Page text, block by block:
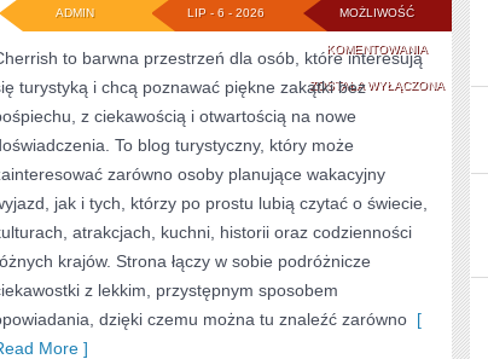
MOŻLIWOŚĆ
KOMENTOWANIARPA
ZOSTAŁA WYŁĄCZONA
LIP - 6 - 2026
ADMIN
to barwna przestrzeń dla osób, które interesują
turystyką i chcą poznawać piękne zakątki bez
z ciekawością i otwartością na nowe
To blog turystyczny, który może
zarówno osoby planujące wakacyjny
jak i tych, którzy po prostu lubią czytać o świecie,
atrakcjach, kuchni, historii oraz codzienności
krajów. Strona łączy w sobie podróżnicze
z lekkim, przystępnym sposobem
dzięki czemu można tu znaleźć zarówno [
More ]